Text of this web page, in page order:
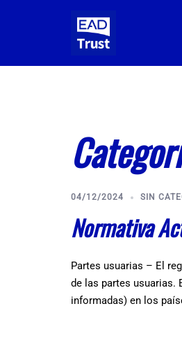
04/12/2024 SIN
Normativa
Partes usuarias – El
de las partes usuarias.
informadas) en los